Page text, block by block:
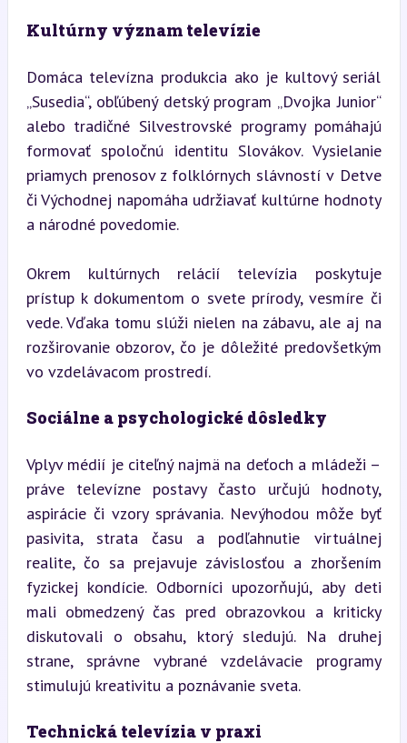
Kultúrny význam televízie
Domáca televízna produkcia ako je kultový seriál
„Susedia“, obľúbený detský program „Dvojka Junior“
alebo tradičné Silvestrovské programy pomáhajú
formovať spoločnú identitu Slovákov. Vysielanie
priamych prenosov z folklórnych slávností v Detve
či Východnej napomáha udržiavať kultúrne hodnoty
a národné povedomie.
Okrem kultúrnych relácií televízia poskytuje
prístup k dokumentom o svete prírody, vesmíre či
vede. Vďaka tomu slúži nielen na zábavu, ale aj na
rozširovanie obzorov, čo je dôležité predovšetkým
vo vzdelávacom prostredí.
Sociálne a psychologické dôsledky
Vplyv médií je citeľný najmä na deťoch a mládeži –
práve televízne postavy často určujú hodnoty,
aspirácie či vzory správania. Nevýhodou môže byť
pasivita, strata času a podľahnutie virtuálnej
realite, čo sa prejavuje závislosťou a zhoršením
fyzickej kondície. Odborníci upozorňujú, aby deti
mali obmedzený čas pred obrazovkou a kriticky
diskutovali o obsahu, ktorý sledujú. Na druhej
strane, správne vybrané vzdelávacie programy
stimulujú kreativitu a poznávanie sveta.
Technická televízia v praxi